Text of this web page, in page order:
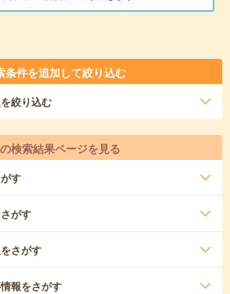
条件を追加して絞り込む
絞り込む
検索結果ページを見る
す
がす
さがす
報をさがす